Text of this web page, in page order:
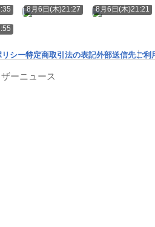
8月6日(木)21:27 8月6日(木)21:21
リシー特定商取引法の表記外部送信先ご利
ーニュース